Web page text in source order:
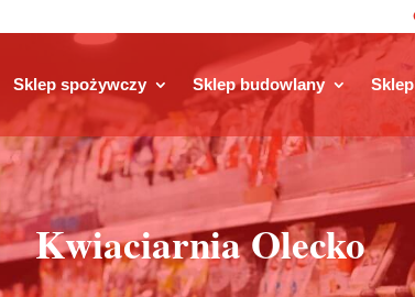
Sklep spożywczy Sklep budowlany
Kwiaciarnia Olecko